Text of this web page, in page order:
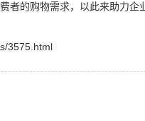
的购物需求，以此来助力企
3575.html